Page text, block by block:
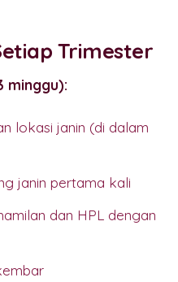
Trimester
minggu):
lokasi janin (di dalam
janin pertama kali
dan HPL dengan